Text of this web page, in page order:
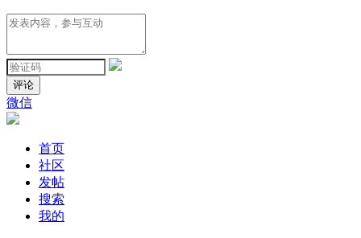
评论
微信
首页
社区
发帖
搜索
我的